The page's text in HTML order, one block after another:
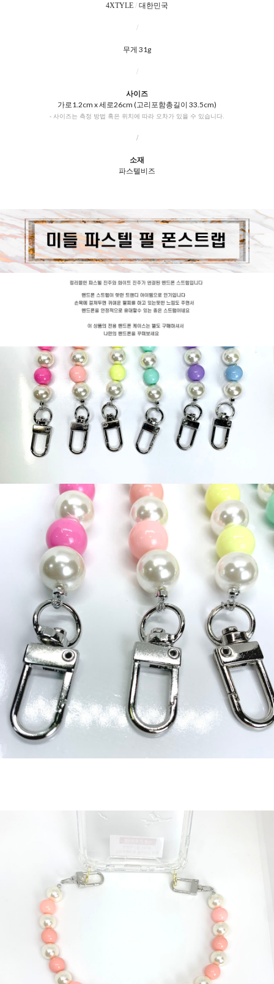
4XTYLE / 대한민국
/
무게 31g
/
사이즈
가로1.2cm x 세로26cm (고리포함총길이 33.5cm)
- 사이즈는 측정 방법 혹은 위치에 따라 오차가 있을 수 있습니다.
/
소재
파스텔비즈